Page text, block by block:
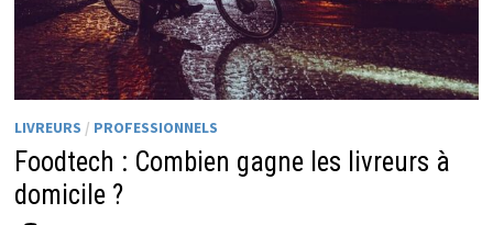
LIVREURS / PROFESSIONNELS
Foodtech : Combien gagne les livreurs à
domicile ?